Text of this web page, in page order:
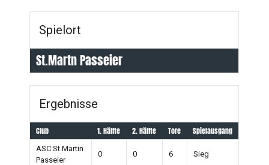
Spielort
St.Martn Passeier
Ergebnisse
Club 1. Hälfte 2. Hälfte Tore Spielausgang
ASC St.Martin
Passeier
0 0 6 Sieg